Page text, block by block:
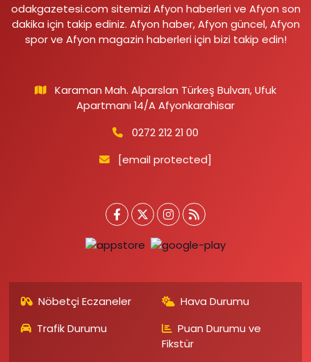
odakgazetesi.com sitemizi Afyon haberleri ve Afyon son
dakika için takip ediniz. Afyon haber, Afyon güncel, Afyon
spor ve Afyon magazin haberleri için bizi takip edin!
Karaman Mah. Alparslan Türkeş Bulvarı, Ufuk
Apartmanı 14/A Afyonkarahisar
0272 212 21 00
[email protected]
Nöbetçi Eczaneler
Hava Durumu
Trafik Durumu
Puan Durumu ve
Fikstür